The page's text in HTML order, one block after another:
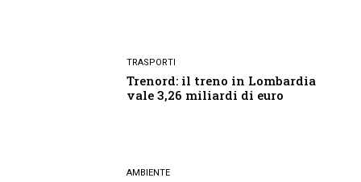
TRASPORTI
Trenord: il treno in Lombardia
vale 3,26 miliardi di euro
AMBIENTE